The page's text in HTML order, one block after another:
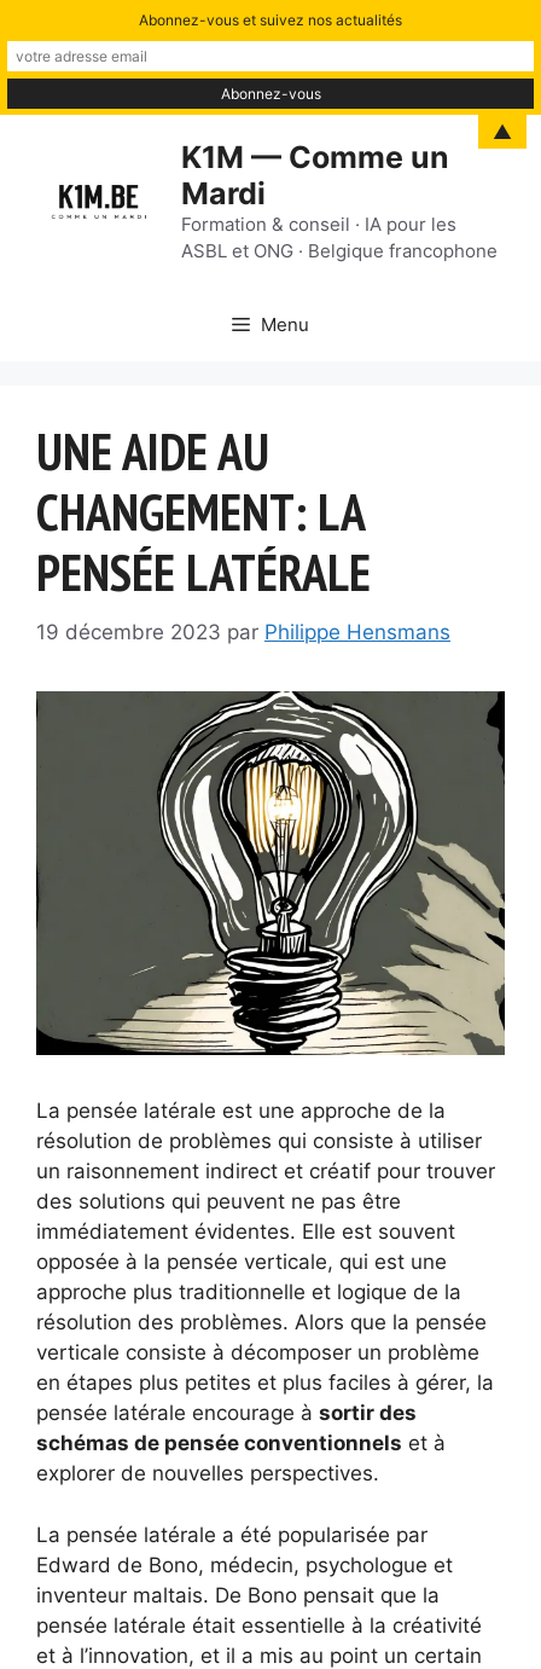
contenu
K1M — Comme un
Mardi
Formation & conseil · IA pour les
ASBL et ONG · Belgique francophone
Menu
UNE AIDE AU
CHANGEMENT: LA
PENSÉE LATÉRALE
19 décembre 2023 par Philippe Hensmans
La pensée latérale est une approche de la
résolution de problèmes qui consiste à utiliser
un raisonnement indirect et créatif pour trouver
des solutions qui peuvent ne pas être
immédiatement évidentes. Elle est souvent
opposée à la pensée verticale, qui est une
approche plus traditionnelle et logique de la
résolution des problèmes. Alors que la pensée
verticale consiste à décomposer un problème
en étapes plus petites et plus faciles à gérer, la
pensée latérale encourage à sortir des
schémas de pensée conventionnels et à
explorer de nouvelles perspectives.
La pensée latérale a été popularisée par
Edward de Bono, médecin, psychologue et
inventeur maltais. De Bono pensait que la
pensée latérale était essentielle à la créativité
et à l’innovation, et il a mis au point un certain
Abonnez-vous et suivez nos actualités
▲